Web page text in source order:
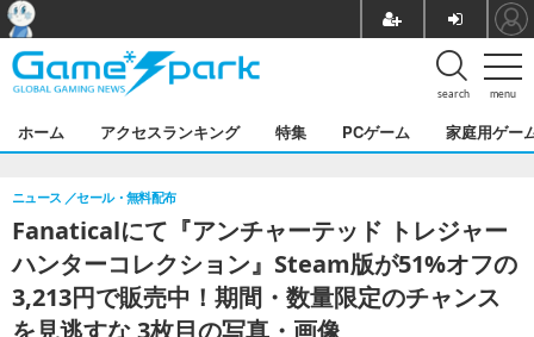
menu
search
ホーム アクセスランキング 特集 PCゲーム 家庭用ゲー
Fanaticalにて『アンチャーテッド トレジャー
ハンターコレクション』Steam版が51%オフの
3,213円で販売中！期間・数量限定のチャンス
を見逃すな 3枚目の写真・画像
ニュース セール・無料配布